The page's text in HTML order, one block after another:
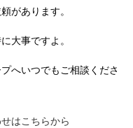
があります。
大事ですよ。
へいつでもご相談くださ
はこちらから